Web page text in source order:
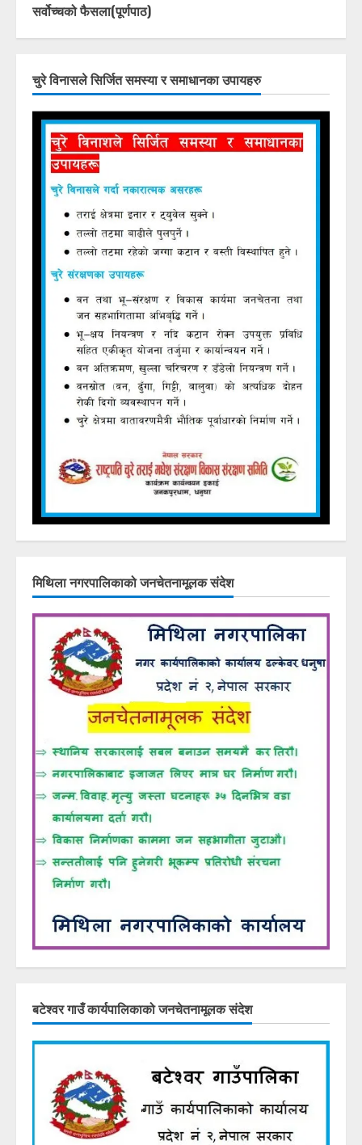
सर्वोच्चको फैसला(पूर्णपाठ)
चुरे विनासले सिर्जित समस्या र समाधानका उपायहरु
मिथिला नगरपालिकाको जनचेतनामूलक संदेश
बटेश्वर गाउँ कार्यपालिकाको जनचेतनामूलक संदेश